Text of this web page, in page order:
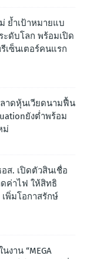
ย้ำเป้าหมายแบ
ดับโลก พร้อมเปิด
เซ็นเตอร์คนแรก
ลาดหุ้นเวียดนามฟื้น
ยังต่ำพร้อม
ม่
ส. เปิดตัวสินเชื่อ
ค่าไฟ ให้สิทธิ
พิ่มโอกาสรักษ์
งาน “MEGA